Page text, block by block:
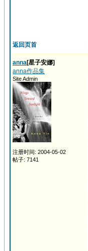
返回页首
anna[星子安娜]
anna作品集
Site Admin
注册时间: 2004-05-02
帖子: 7141